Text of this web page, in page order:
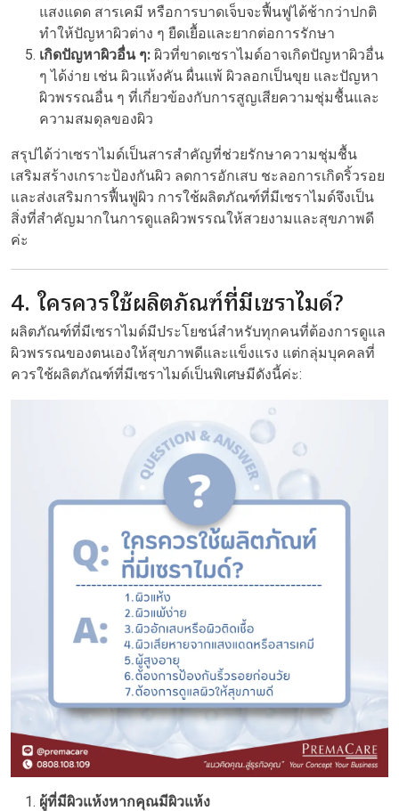
แสงแดด สารเคมี หรือการบาดเจ็บจะฟื้นฟูได้ช้ากว่าปกติ
ทำให้ปัญหาผิวต่าง ๆ ยืดเยื้อและยากต่อการรักษา
เกิดปัญหาผิวอื่น ๆ: ผิวที่ขาดเซราไมด์อาจเกิดปัญหาผิวอื่น
ๆ ได้ง่าย เช่น ผิวแห้งคัน ผื่นแพ้ ผิวลอกเป็นขุย และปัญหา
ผิวพรรณอื่น ๆ ที่เกี่ยวข้องกับการสูญเสียความชุ่มชื้นและ
ความสมดุลของผิว
สรุปได้ว่าเซราไมด์เป็นสารสำคัญที่ช่วยรักษาความชุ่มชื้น
เสริมสร้างเกราะป้องกันผิว ลดการอักเสบ ชะลอการเกิดริ้วรอย
และส่งเสริมการฟื้นฟูผิว การใช้ผลิตภัณฑ์ที่มีเซราไมด์จึงเป็น
สิ่งที่สำคัญมากในการดูแลผิวพรรณให้สวยงามและสุขภาพดี
ค่ะ
4. ใครควรใช้ผลิตภัณฑ์ที่มีเซราไมด์?
ผลิตภัณฑ์ที่มีเซราไมด์มีประโยชน์สำหรับทุกคนที่ต้องการดูแล
ผิวพรรณของตนเองให้สุขภาพดีและแข็งแรง แต่กลุ่มบุคคลที่
ควรใช้ผลิตภัณฑ์ที่มีเซราไมด์เป็นพิเศษมีดังนี้ค่ะ:
ผู้ที่มีผิวแห้งหากคุณมีผิวแห้ง